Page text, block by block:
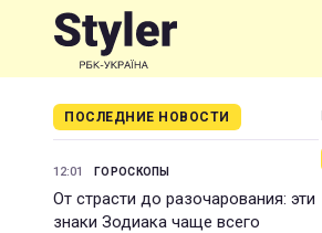
ПОСЛЕДНИЕ НОВОСТИ
12:01 ГОРОСКОПЫ
От страсти до разочарования: эти
знаки Зодиака чаще всего